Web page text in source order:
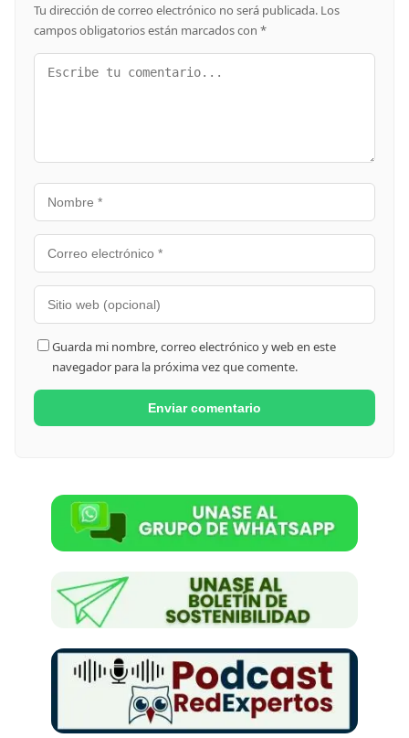
Tu dirección de correo electrónico no será publicada. Los
campos obligatorios están marcados con *
Guarda mi nombre, correo electrónico y web en este
navegador para la próxima vez que comente.